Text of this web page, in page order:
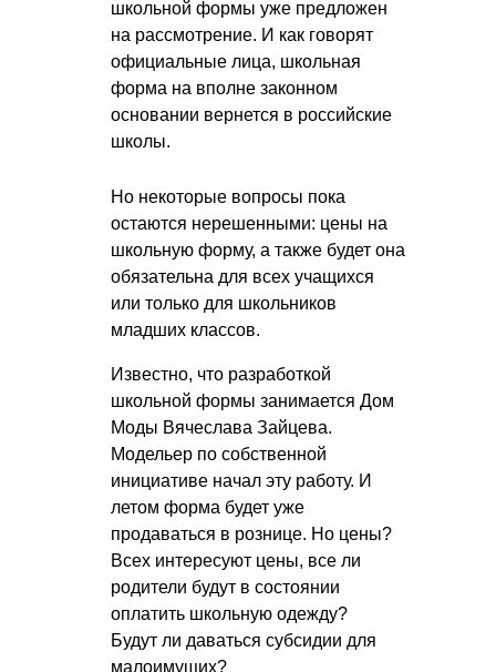
школьной формы уже предложен
на рассмотрение. И как говорят
официальные лица, школьная
форма на вполне законном
основании вернется в российские
школы.
Но некоторые вопросы пока
остаются нерешенными: цены на
школьную форму, а также будет она
обязательна для всех учащихся
или только для школьников
младших классов.
Известно, что разработкой
школьной формы занимается Дом
Моды Вячеслава Зайцева.
Модельер по собственной
инициативе начал эту работу. И
летом форма будет уже
продаваться в рознице. Но цены?
Всех интересуют цены, все ли
родители будут в состоянии
оплатить школьную одежду?
Будут ли даваться субсидии для
малоимущих?